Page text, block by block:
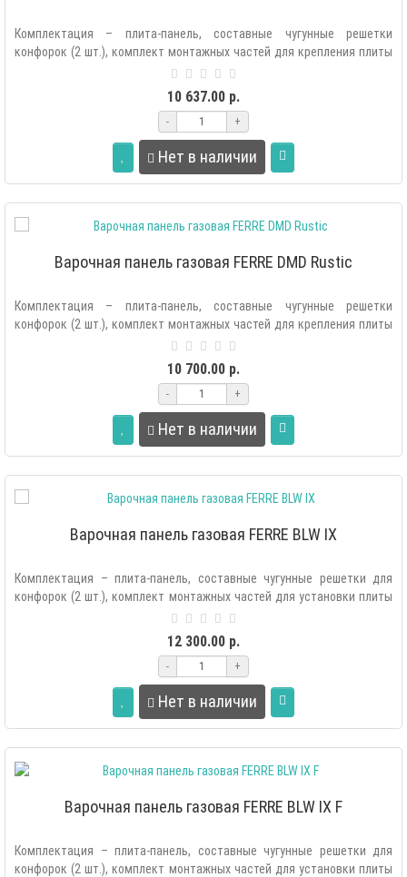
Комплектация – плита-панель, составные чугунные решетки
конфорок (2 шт.), комплект монтажных частей для крепления плиты
10 637.00 р.
- +
Нет в наличии
Варочная панель газовая FERRE DMD Rustic
Комплектация – плита-панель, составные чугунные решетки
конфорок (2 шт.), комплект монтажных частей для крепления плиты
10 700.00 р.
- +
Нет в наличии
Варочная панель газовая FERRE BLW IX
Комплектация – плита-панель, составные чугунные решетки для
конфорок (2 шт.), комплект монтажных частей для установки плиты
12 300.00 р.
- +
Нет в наличии
Варочная панель газовая FERRE BLW IX F
Комплектация – плита-панель, составные чугунные решетки для
конфорок (2 шт.), комплект монтажных частей для установки плиты